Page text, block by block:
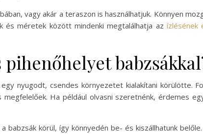
vagy akár a teraszon is használhatjuk. Könnyen
és méretek között mindenki megtalálhatja az ízlésének
nyugodt, csendes környezetet kialakítani körülötte.
Ha például olvasni szeretnénk, érdemes
babzsák körül, így könnyedén be- és kiszállhatunk